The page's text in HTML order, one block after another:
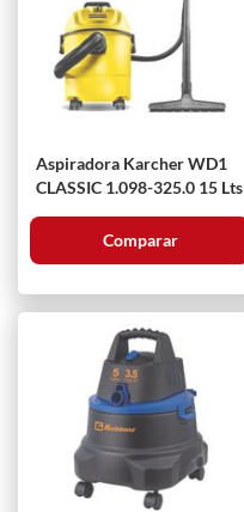
Aspiradora Karcher WD1
CLASSIC 1.098-325.0 15 Lts
Comparar